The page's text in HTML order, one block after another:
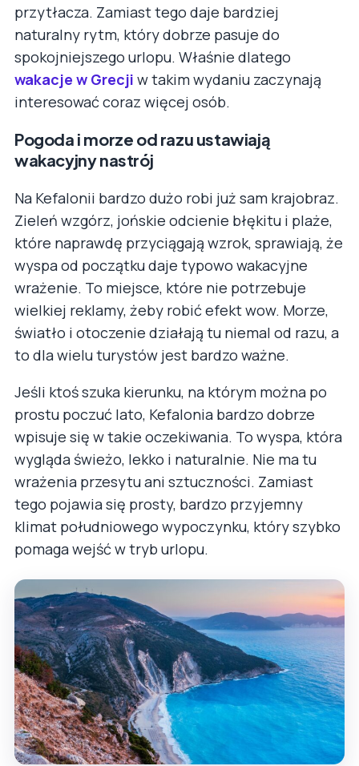
przytłacza. Zamiast tego daje bardziej
naturalny rytm, który dobrze pasuje do
spokojniejszego urlopu. Właśnie dlatego
wakacje w Grecji w takim wydaniu zaczynają
interesować coraz więcej osób.
Pogoda i morze od razu ustawiają
wakacyjny nastrój
Na Kefalonii bardzo dużo robi już sam krajobraz.
Zieleń wzgórz, jońskie odcienie błękitu i plaże,
które naprawdę przyciągają wzrok, sprawiają, że
wyspa od początku daje typowo wakacyjne
wrażenie. To miejsce, które nie potrzebuje
wielkiej reklamy, żeby robić efekt wow. Morze,
światło i otoczenie działają tu niemal od razu, a
to dla wielu turystów jest bardzo ważne.
Jeśli ktoś szuka kierunku, na którym można po
prostu poczuć lato, Kefalonia bardzo dobrze
wpisuje się w takie oczekiwania. To wyspa, która
wygląda świeżo, lekko i naturalnie. Nie ma tu
wrażenia przesytu ani sztuczności. Zamiast
tego pojawia się prosty, bardzo przyjemny
klimat południowego wypoczynku, który szybko
pomaga wejść w tryb urlopu.